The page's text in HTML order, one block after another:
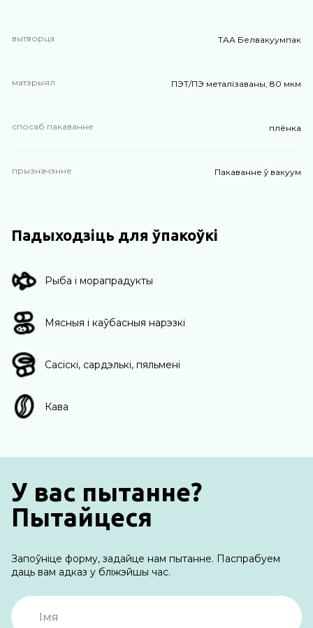
вытворца ТАА Белвакуумпак
матэрыял ПЭТ/ПЭ металізаваны, 80 мкм
спосаб пакаванне плёнка
прызначэнне Пакаванне ў вакуум
Падыходзіць для ўпакоўкі
Рыба і морапрадукты
Мясныя і каўбасныя нарэзкі
Сасіскі, сардэлькі, пяльмені
Кава
У вас пытанне?
Пытайцеся
Запоўніце форму, задайце нам пытанне. Паспрабуем
даць вам адказ у бліжэйшы час.